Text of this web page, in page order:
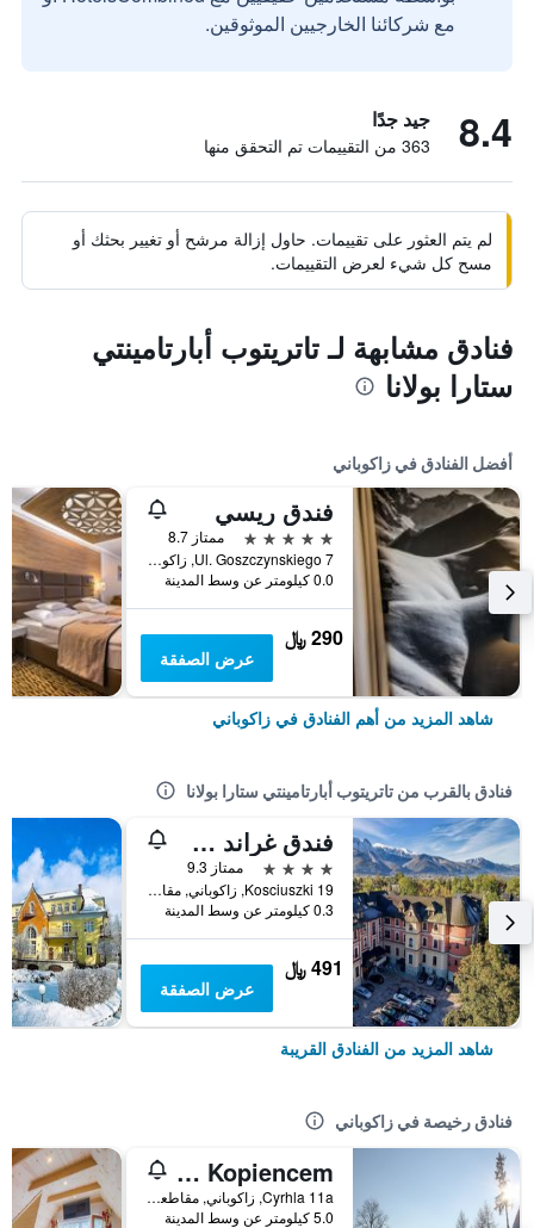
مع شركائنا الخارجيين الموثوقين.
8.4 جيد جدًا
363 من التقييمات تم التحقق منها
لم يتم العثور على تقييمات. حاول إزالة مرشح أو تغيير بحثك أو
مسح كل شيء لعرض التقييمات.
فنادق مشابهة لـ تاتريتوب أبارتامينتي
ستارا بولانا
أفضل الفنادق في زاكوباني
فندق ريسي
5 نجوم
ممتاز 8.7
Ul. Goszczynskiego 7, زاكوباني, مقاطعة بولندا الصغرى, بولندا
0.0 كيلومتر عن وسط المدينة
290 ﷼
عرض الصفقة
شاهد المزيد من أهم الفنادق في زاكوباني
فنادق بالقرب من تاتريتوب أبارتامينتي ستارا بولانا
فندق غراند ستاماري
4 نجوم
ممتاز 9.3
Kosciuszki 19, زاكوباني, مقاطعة بولندا الصغرى, بولندا
0.3 كيلومتر عن وسط المدينة
491 ﷼
عرض الصفقة
شاهد المزيد من الفنادق القريبة
فنادق رخيصة في زاكوباني
Willa Pod Kopiencem
Cyrhla 11a, زاكوباني, مقاطعة بولندا الصغرى, بولندا
5.0 كيلومتر عن وسط المدينة